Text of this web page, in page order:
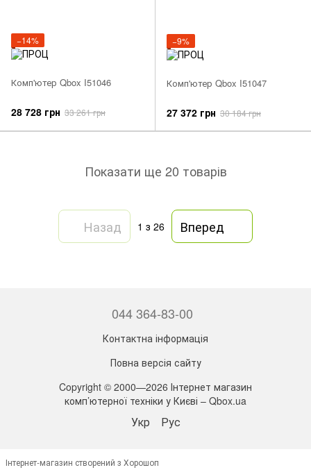
−14%
Комп'ютер Qbox I51046
28 728 грн 33 261 грн
−9%
Комп'ютер Qbox I51047
27 372 грн 30 184 грн
Показати ще 20 товарів
Назад 1 з 26 Вперед
044 364-83-00
Контактна інформація
Повна версія сайту
Copyright © 2000—2026 Інтернет магазин
комп’ютерної техніки у Києві – Qbox.ua
Укр Рус
Інтернет-магазин створений з Хорошоп